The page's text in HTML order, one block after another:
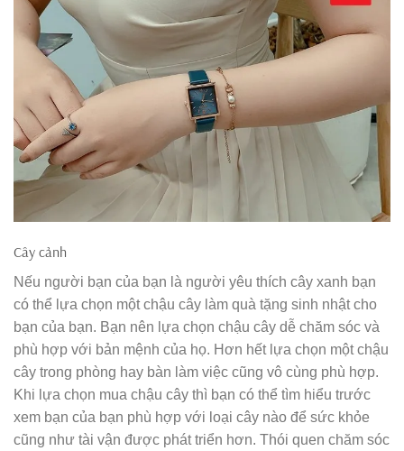
Cây cảnh
Nếu người bạn của bạn là người yêu thích cây xanh bạn
có thể lựa chọn một chậu cây làm quà tặng sinh nhật cho
bạn của bạn. Bạn nên lựa chọn chậu cây dễ chăm sóc và
phù hợp với bản mệnh của họ. Hơn hết lựa chọn một chậu
cây trong phòng hay bàn làm việc cũng vô cùng phù hợp.
Khi lựa chọn mua chậu cây thì bạn có thể tìm hiểu trước
xem bạn của bạn phù hợp với loại cây nào để sức khỏe
cũng như tài vận được phát triển hơn. Thói quen chăm sóc